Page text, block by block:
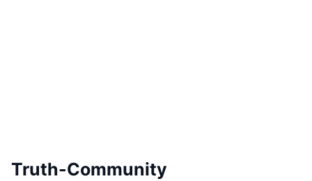
Truth-Community